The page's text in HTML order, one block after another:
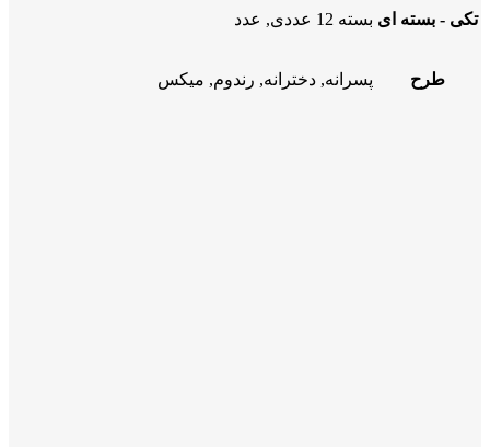
تکی - بسته ای بسته 12 عددی, عدد
طرح پسرانه, دخترانه, رندوم, میکس